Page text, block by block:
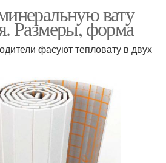
вату
Размеры, форма
фасуют тепловату в двух